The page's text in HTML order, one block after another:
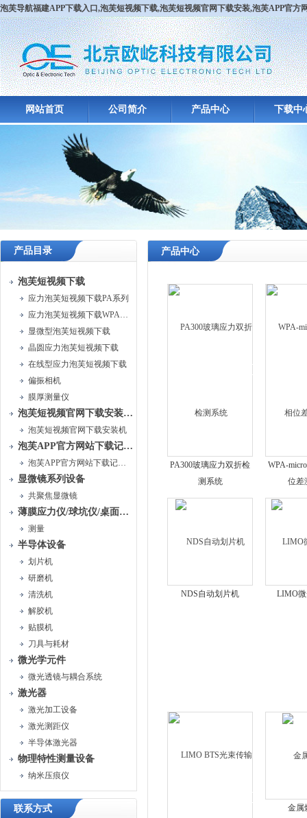
泡芙导航福建APP下载入口,泡芙短视频下载,泡芙短视频官网下载安装,泡芙APP官方
网站首页 公司简介 产品中心 下载中
产品目录
泡芙短视频下载
应力泡芙短视频下载PA系列
应力泡芙短视频下载WPA系列
显微型泡芙短视频下载
晶圆应力泡芙短视频下载
在线型应力泡芙短视频下载
偏振相机
膜厚测量仪
泡芙短视频官网下载安装系统
泡芙短视频官网下载安装机
泡芙APP官方网站下载记录美好时光系统
泡芙APP官方网站下载记录美好时光仪
显微镜系列设备
共聚焦显微镜
薄膜应力仪/球坑仪/桌面级镀膜系统
测量
半导体设备
划片机
研磨机
清洗机
解胶机
贴膜机
刀具与耗材
微光学元件
微光透镜与耦合系统
激光器
激光加工设备
激光测距仪
半导体激光器
物理特性测量设备
纳米压痕仪
联系方式
产品中心
PA300玻璃应力双折检
测系统
WPA-
位差
NDS自动划片机 LIMO
金属